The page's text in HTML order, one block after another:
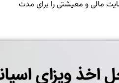
مالی و معیشتی را برای مدت